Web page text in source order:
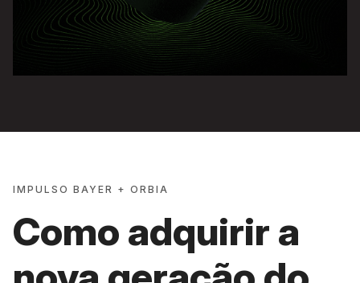
IMPULSO BAYER + ORBIA
Como adquirir a